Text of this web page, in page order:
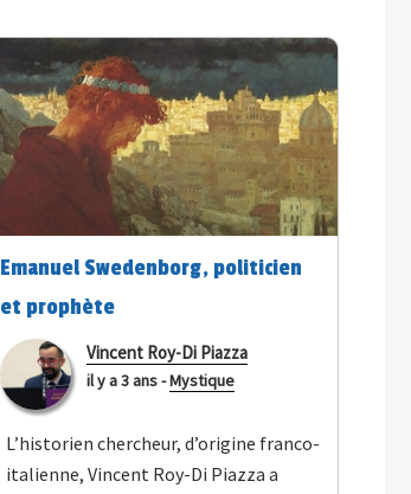
Emanuel Swedenborg, politicien
et prophète
Vincent Roy-Di Piazza
il y a 3 ans-Mystique
L’historien chercheur, d’origine franco-
italienne, Vincent Roy-Di Piazza a